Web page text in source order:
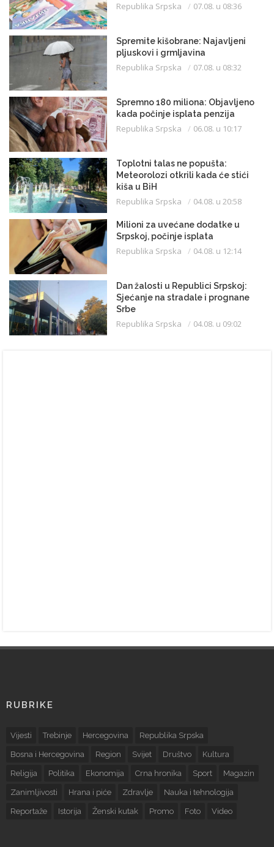
Republika Srpska 07.08. u 08:36
Spremite kišobrane: Najavljeni
pljuskovi i grmljavina
Republika Srpska 07.08. u 08:32
Spremno 180 miliona: Objavljeno
kada počinje isplata penzija
Republika Srpska 06.08. u 10:17
Toplotni talas ne popušta:
Meteorolozi otkrili kada će stići
kiša u BiH
Republika Srpska 04.08. u 20:58
Milioni za uvećane dodatke u
Srpskoj, počinje isplata
Republika Srpska 04.08. u 12:14
Dan žalosti u Republici Srpskoj:
Sjećanje na stradale i prognane
Srbe
Republika Srpska 04.08. u 09:02
RUBRIKE
Vijesti Trebinje Hercegovina Republika Srpska
Bosna i Hercegovina Region Svijet Društvo Kultura
Religija Politika Ekonomija Crna hronika Sport Magazin
Zanimljivosti Hrana i piće Zdravlje Nauka i tehnologija
Reportaže Istorija Ženski kutak Promo Foto Video